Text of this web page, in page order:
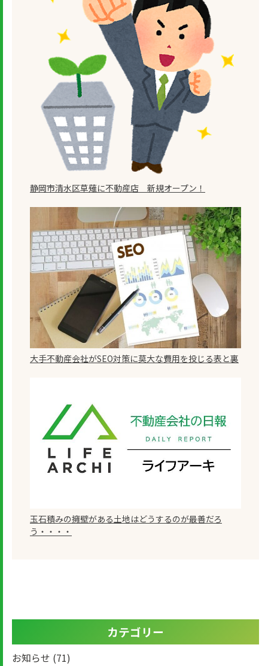
静岡市清水区草薙に不動産店 新規オープン！
大手不動産会社がSEO対策に莫大な費用を投じる表と裏
玉石積みの擁壁がある土地はどうするのが最善だろ
う・・・・
カテゴリー
お知らせ (71)